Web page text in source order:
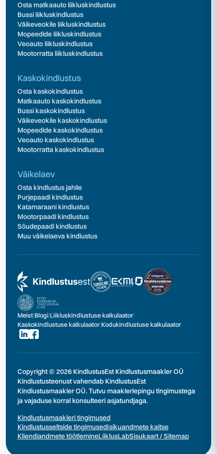
Osta matkaauto liikluskindlustus
Bussi liikluskindlustus
Väikeveokile liikluskindlustus
Mopeedide liikluskindlustus
Veoauto liikluskindlustus
Mootorratta liikluskindlustus
Kaskokindlustus
Osta kaskokindlustus
Matkaauto kaskokindlustus
Bussi kaskokindlustus
Väikeveokile kaskokindlustus
Mopeedide kaskokindlustus
Veoauto kaskokindlustus
Mootorratta kaskokindlustus
Väikelaev
Osta kindlustus jahile
Purjepaadi kindlustus
Katamaraani kindlustus
Mootorpaadi kindlustus
Sõudepaadi kindlustus
Muu väikelaeva kindlustus
Meist|Blogi|Liikluskindlustuse kalkulaator|
Kaskokindlustuse kalkulaator|Kodukindlustuse kalkulaator
Copyright © 2026 KindlustusEst Kindlustusmaakler OÜ
Kindlustusteenust vahendab KindlustusEst
Kindlustusmaakler OÜ. Tutvu maaklerlepingu tingimustega
ja vajaduse korral konsulteeri asjatundjaga.
Kindlustusmaakleri tingimused
Kindlustusseltside tingimusedIsikuandmete kaitse
Kliendiandmete töötlemineLiiklusLabSisukaart / Sitemap